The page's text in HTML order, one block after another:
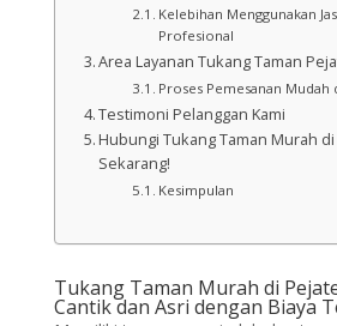
Kelebihan Menggunakan
Profesional
Area Layanan Tukang Taman
Proses Pemesanan Mudah
Testimoni Pelanggan Kami
Hubungi Tukang Taman Murah
Sekarang!
Kesimpulan
Tukang Taman Murah di
Cantik dan Asri dengan Biaya